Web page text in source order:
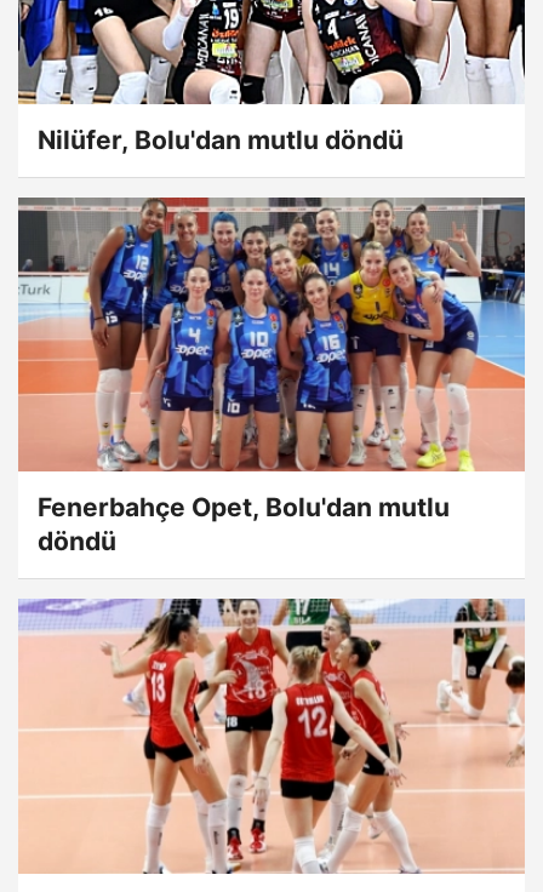
Nilüfer, Bolu'dan mutlu döndü
Fenerbahçe Opet, Bolu'dan mutlu
döndü